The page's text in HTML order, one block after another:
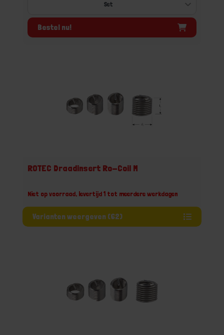
Bestel nu!
ROTEC Draadinsert Ro-Coil M
Niet op voorraad, levertijd 1 tot meerdere werkdagen
Varianten weergeven (62)